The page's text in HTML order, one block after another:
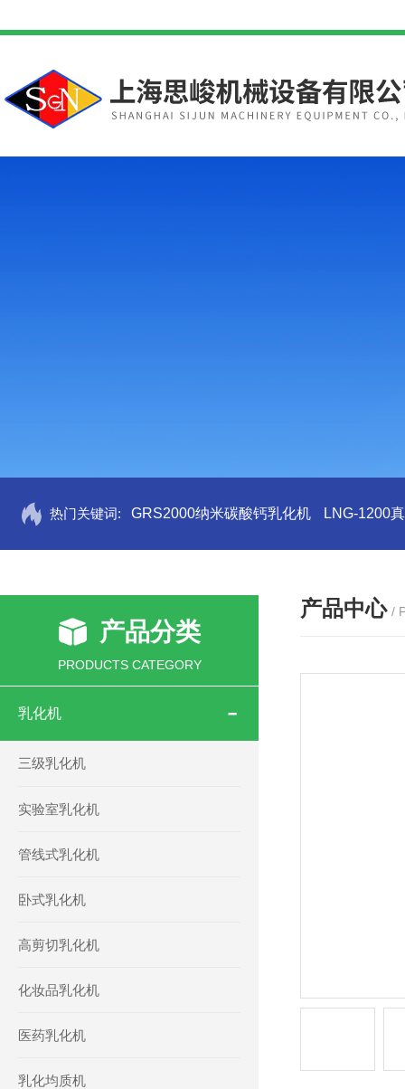
热门关键词: GRS2000纳米碳酸钙乳化机 LNG-1200
产品分类
PRODUCTS CATEGORY
乳化机
三级乳化机
实验室乳化机
管线式乳化机
卧式乳化机
高剪切乳化机
化妆品乳化机
医药乳化机
乳化均质机
产品中心 /